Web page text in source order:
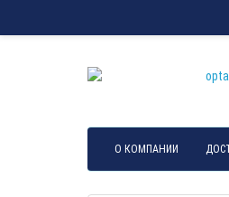
О КОМПАНИИ